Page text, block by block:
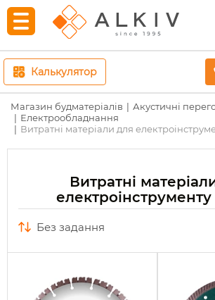
Калькулятор
Магазин будматеріалів
Акустичні
Електрообладнання
Витратні матеріали для
Витратні
електроінструменту
без задання